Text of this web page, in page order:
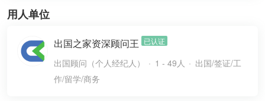
用人单位
出国之家资深顾问王 已认证
出国顾问（个人经纪人） 1 - 49人
出国/签证/工
作/留学/商务